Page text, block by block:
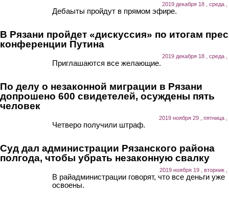
2019 декабря 18 , среда ,
Дебаыты пройдут в прямом эфире.
В Рязани пройдет «дискуссия» по итогам
конференции Путина
2019 декабря 18 , среда ,
Приглашаются все желающие.
По делу о незаконной миграции в Рязани
допрошено 600 свидетелей, осуждены пять
человек
2019 ноября 29 , пятница ,
Четверо получили штраф.
Суд дал администрации Рязанского района
полгода, чтобы убрать незаконную свалку
2019 ноября 19 , вторник ,
В райадминистрации говорят, что все деньги уже
освоены.